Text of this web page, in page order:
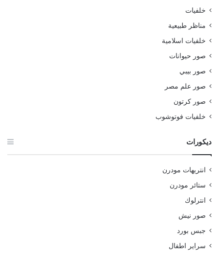
خلفيات
مناظر طبيعية
خلفيات اسلامية
صور حيوانات
صور بيبي
صور علم مصر
صور كرتون
خلفيات فوتوشوب
ديكورات
انتريهات مودرن
ستائر مودرن
انترلوك
صور نيش
جبس بورد
سراير اطفال